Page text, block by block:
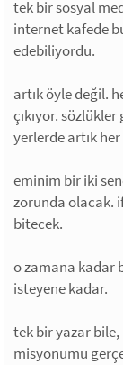
tek bir sosyal
internet kafede
edebiliyordu.
artık öyle değil.
çıkıyor.
yerlerde artık
eminim bir iki
zorunda olacak.
bitecek.
o zamana kadar
isteyene kadar.
tek bir yazar bile,
misyonumu